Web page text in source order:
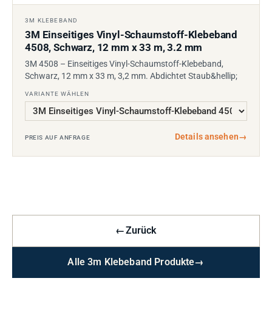
3M KLEBEBAND
3M Einseitiges Vinyl-Schaumstoff-Klebeband
4508, Schwarz, 12 mm x 33 m, 3.2 mm
3M 4508 – Einseitiges Vinyl-Schaumstoff-Klebeband,
Schwarz, 12 mm x 33 m, 3,2 mm. Abdichtet Staub&hellip;
VARIANTE WÄHLEN
PREIS AUF ANFRAGE Details ansehen→
←Zurück
Alle 3m Klebeband Produkte→